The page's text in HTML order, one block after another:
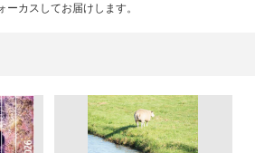
ーカスしてお届けします。